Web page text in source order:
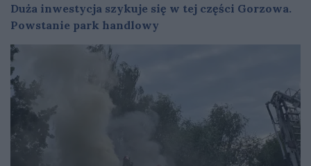
Duża inwestycja szykuje się w tej części Gorzowa.
Powstanie park handlowy